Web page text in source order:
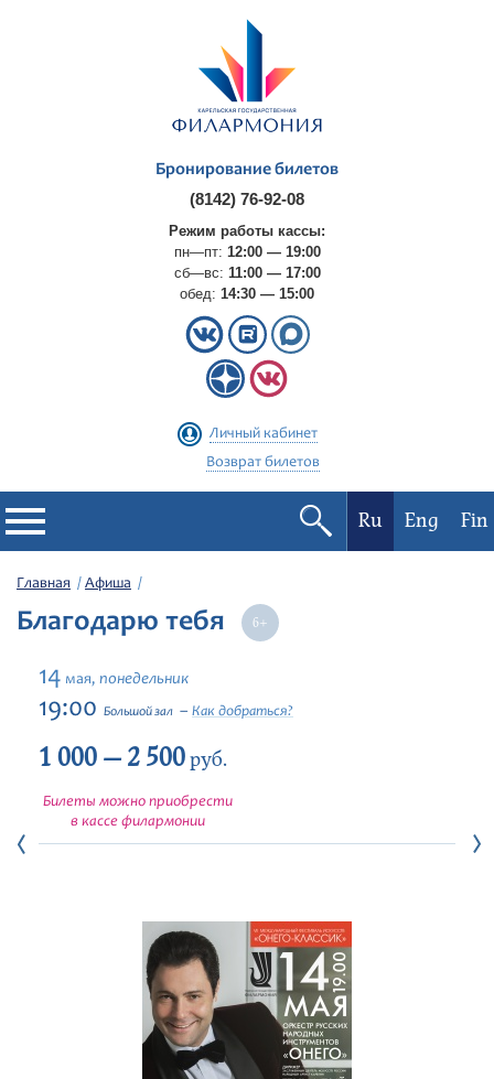
Бронирование билетов
(8142) 76-92-08
Режим работы кассы:
пн—пт: 12:00 — 19:00
сб—вс: 11:00 — 17:00
обед: 14:30 — 15:00
Личный кабинет
Возврат билетов
Филармония
Фестивали
Абонементы
Новости
Ru Eng Fin
Главная Афиша
Благодарю тебя
14 мая, понедельник
19:00 Большой зал Как добраться?
1 000 — 2 500руб.
Билеты можно приобрести
в кассе филармонии